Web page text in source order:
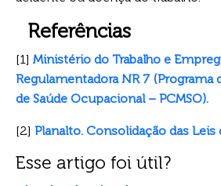
Referências
[1] Ministério do Trabalho e
Regulamentadora NR 7
de Saúde Ocupacional – PCMSO).
[2] Planalto. Consolidação das Leis
Esse artigo foi útil?